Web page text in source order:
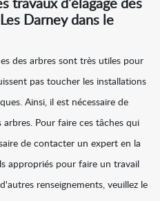
travaux d'élagage des
Darney dans le
des arbres sont très utiles pour
pas toucher les installations
Ainsi, il est nécessaire de
arbres. Pour faire ces tâches qui
de contacter un expert en la
appropriés pour faire un travail
renseignements, veuillez le